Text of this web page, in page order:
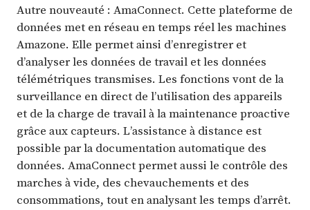
Autre nouveauté : AmaConnect. Cette plateforme de
données met en réseau en temps réel les machines
Amazone. Elle permet ainsi d’enregistrer et
d’analyser les données de travail et les données
télémétriques transmises. Les fonctions vont de la
surveillance en direct de l’utilisation des appareils
et de la charge de travail à la maintenance proactive
grâce aux capteurs. L’assistance à distance est
possible par la documentation automatique des
données. AmaConnect permet aussi le contrôle des
marches à vide, des chevauchements et des
consommations, tout en analysant les temps d’arrêt.